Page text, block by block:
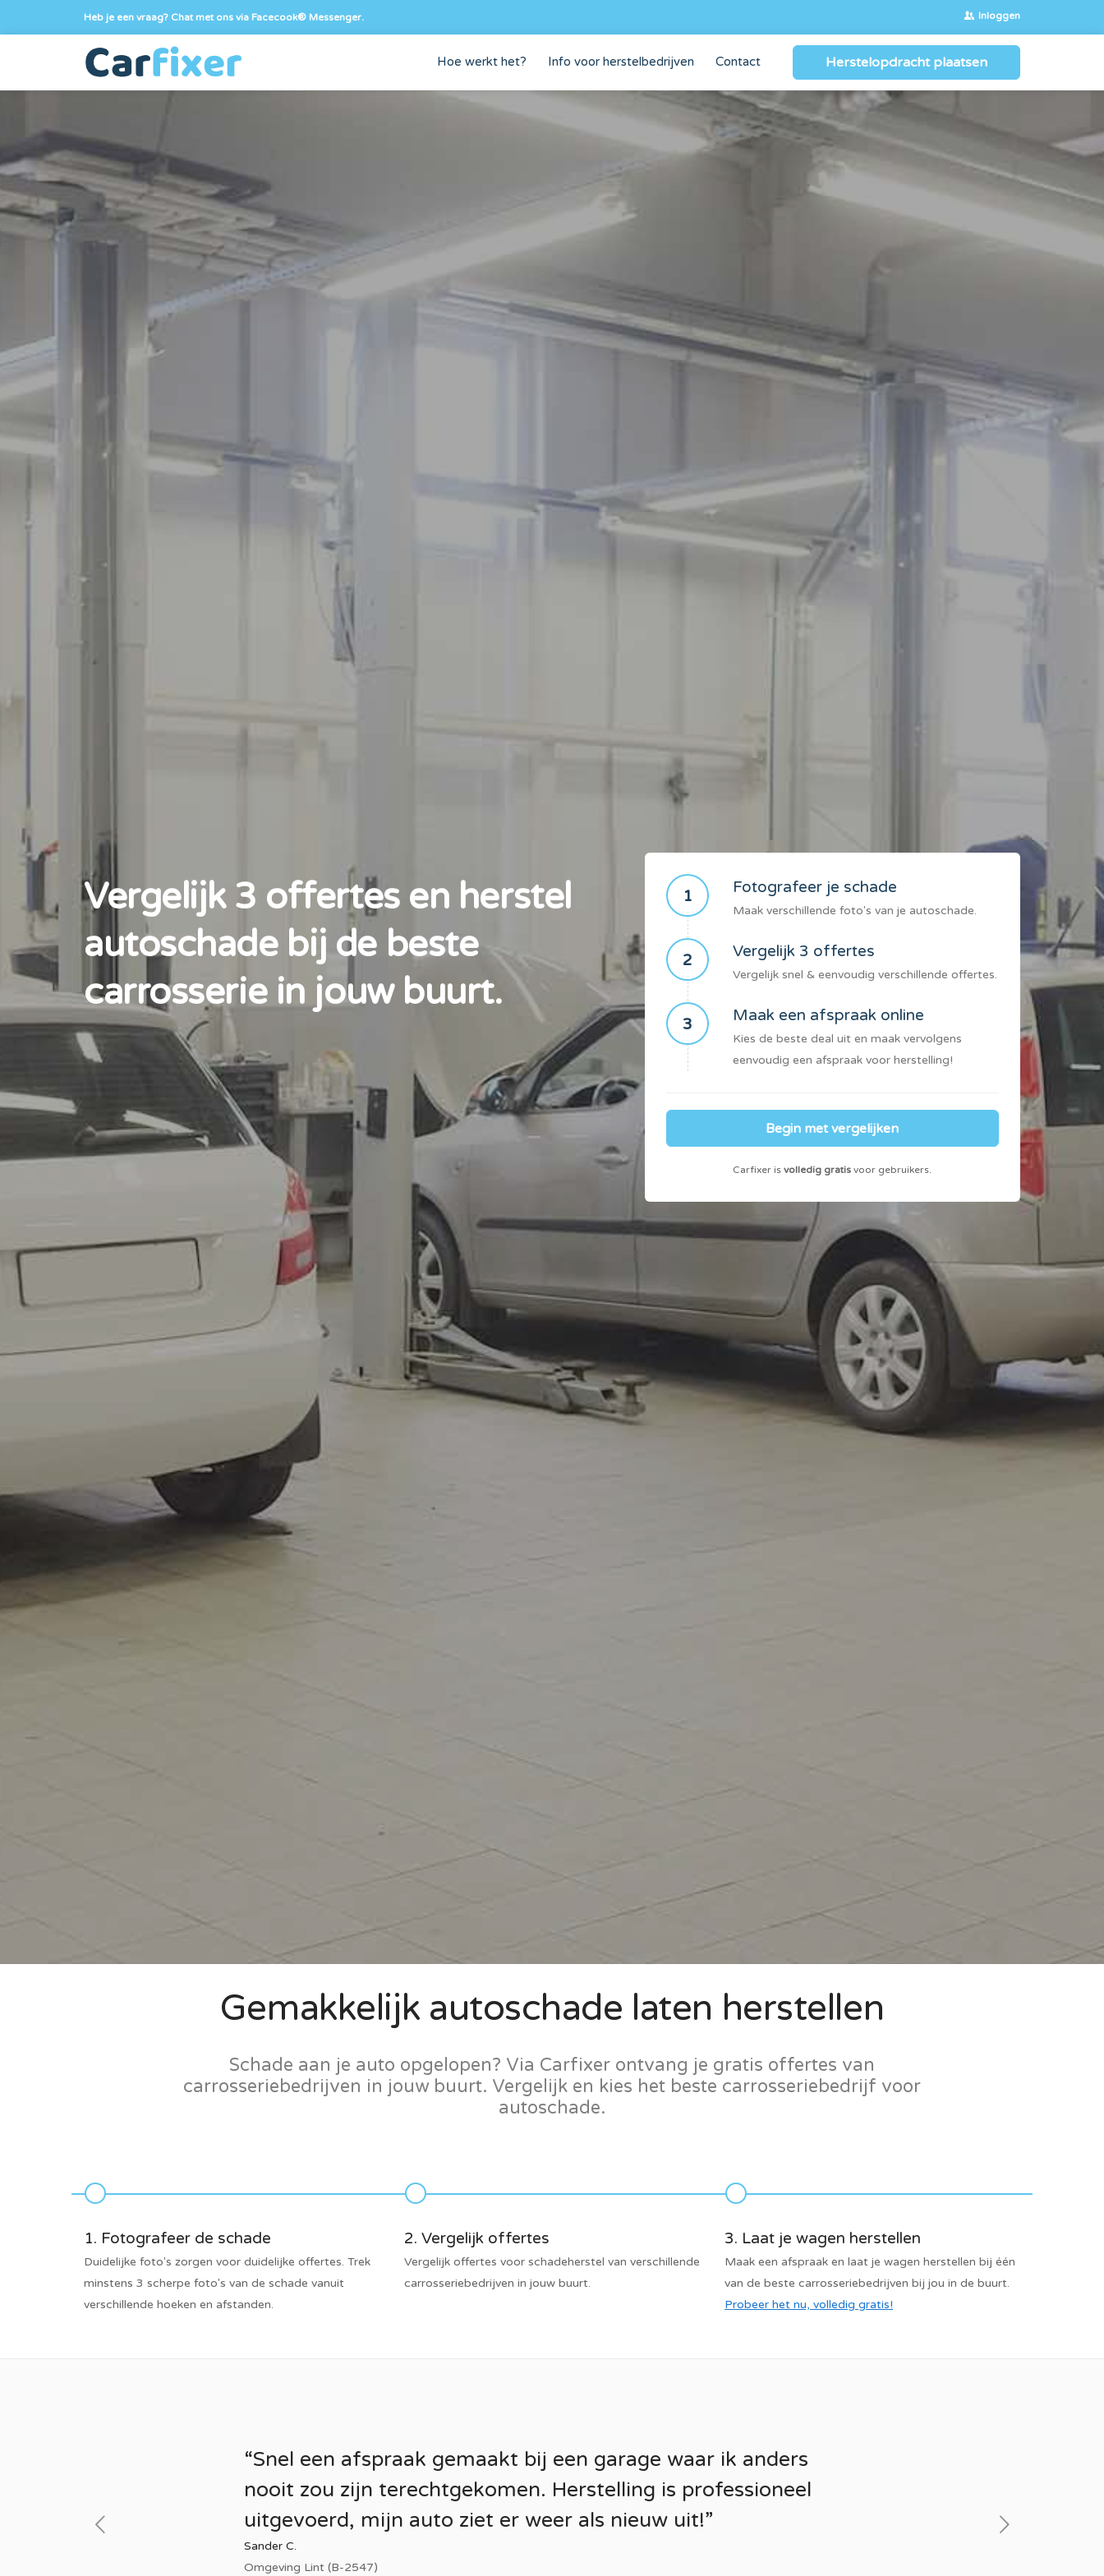
Heb je een vraag? Chat met ons via Facecook® Messenger. Inloggen
Hoe werkt het? Info voor herstelbedrijven Contact Herstelopdracht plaatsen
Vergelijk 3 offertes en herstel
autoschade bij de beste
carrosserie in jouw buurt.
1 Fotografeer je schade
Maak verschillende foto's van je autoschade.
2 Vergelijk 3 offertes
Vergelijk snel & eenvoudig verschillende offertes.
3 Maak een afspraak online
Kies de beste deal uit en maak vervolgens
eenvoudig een afspraak voor herstelling!
Begin met vergelijken
Carfixer isvolledig gratis voor gebruikers.
Gemakkelijk autoschade laten herstellen
Schade aan je auto opgelopen? Via Carfixer ontvang je gratis offertes van
carrosseriebedrijven in jouw buurt. Vergelijk en kies het beste carrosseriebedrijf voor
autoschade.
1. Fotografeer de schade
Duidelijke foto's zorgen voor duidelijke offertes. Trek
minstens 3 scherpe foto's van de schade vanuit
verschillende hoeken en afstanden.
2. Vergelijk offertes
Vergelijk offertes voor schadeherstel van verschillende
carrosseriebedrijven in jouw buurt.
3. Laat je wagen herstellen
Maak een afspraak en laat je wagen herstellen bij één
van de beste carrosseriebedrijven bij jou in de buurt.
Probeer het nu, volledig gratis!
“Snel een afspraak gemaakt bij een garage waar ik anders
nooit zou zijn terechtgekomen. Herstelling is professioneel
uitgevoerd, mijn auto ziet er weer als nieuw uit!”
Sander C.
Omgeving Lint (B-2547)